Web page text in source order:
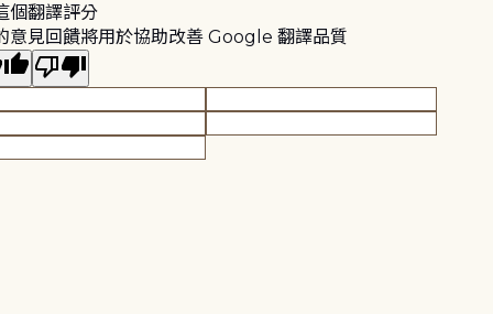
個翻譯評分
意見回饋將用於協助改善 Google 翻譯品質